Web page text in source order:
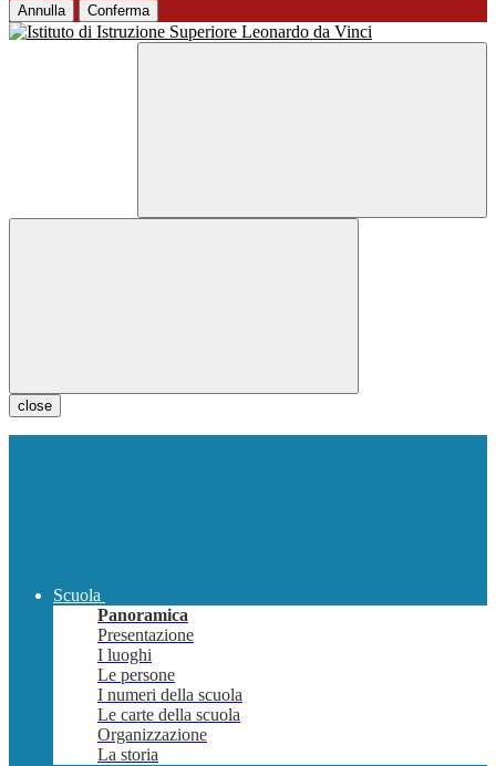
Annulla Conferma
close
Scuola
Panoramica
Presentazione
I luoghi
Le persone
I numeri della scuola
Le carte della scuola
Organizzazione
La storia